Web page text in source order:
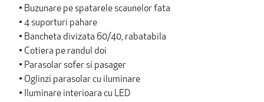
• Buzunare pe spatarele scaunelor fata
• 4 suporturi pahare
• Bancheta divizata 60/40, rabatabila
• Cotiera pe randul doi
• Parasolar sofer si pasager
• Oglinzi parasolar cu iluminare
• Iluminare interioara cu LED